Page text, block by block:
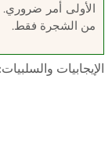
الأولى أمر
من الشجرة فقط.
الإيجابيات